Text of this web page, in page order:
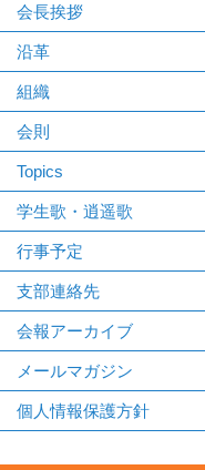
会長挨拶
沿革
組織
会則
Topics
学生歌・逍遥歌
行事予定
支部連絡先
会報アーカイブ
メールマガジン
個人情報保護方針